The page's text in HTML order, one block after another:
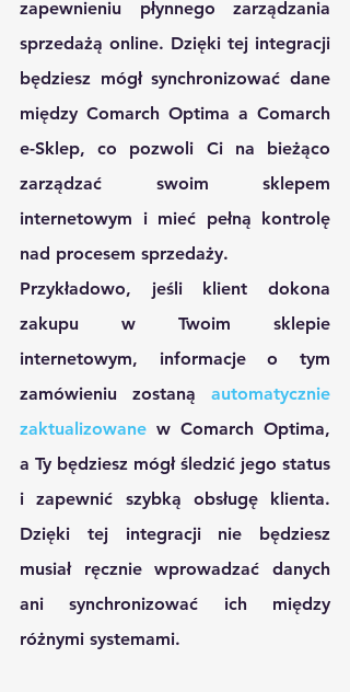
zapewnieniu płynnego zarządzania
sprzedażą online. Dzięki tej integracji
będziesz mógł synchronizować dane
między Comarch Optima a Comarch
e-Sklep, co pozwoli Ci na bieżąco
zarządzać swoim sklepem
internetowym i mieć pełną kontrolę
nad procesem sprzedaży.
Przykładowo, jeśli klient dokona
zakupu w Twoim sklepie
internetowym, informacje o tym
zamówieniu zostaną automatycznie
zaktualizowane w Comarch Optima,
a Ty będziesz mógł śledzić jego status
i zapewnić szybką obsługę klienta.
Dzięki tej integracji nie będziesz
musiał ręcznie wprowadzać danych
ani synchronizować ich między
różnymi systemami.